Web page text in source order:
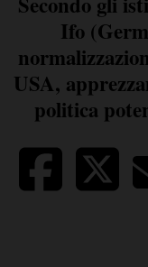
Ifo
USA,
politica